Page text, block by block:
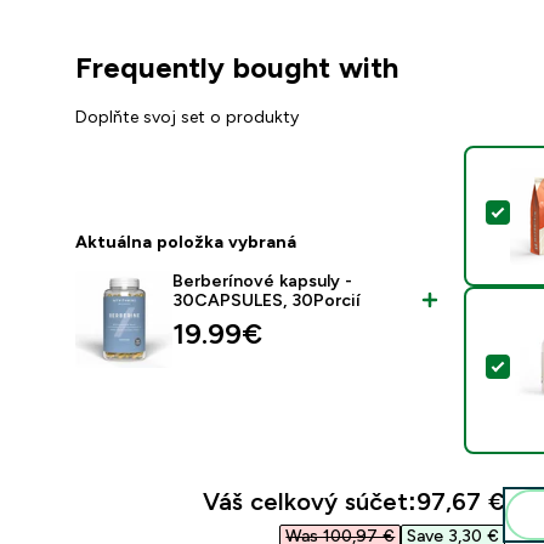
Frequently bought with
Doplňte svoj set o produkty
Aktuálna položka vybraná
Berberínové kapsuly -
30CAPSULES, 30Porcií
19.99€‎
Váš celkový súčet:97,67 €‎
Was 100,97 €‎ Save 3,30 €‎